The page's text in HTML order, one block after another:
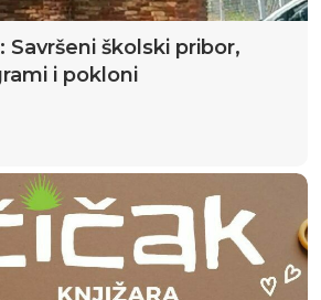
Savršeni školski pribor,
i pokloni